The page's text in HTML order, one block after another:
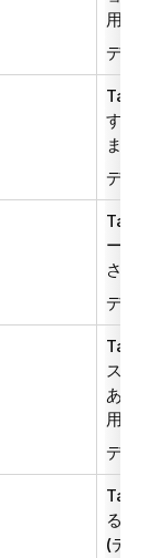
用さ
デフ
す。
ます。
デフ
ーです
され
デフ
スパ
あり
用さ
デフ
るS3
(デフ